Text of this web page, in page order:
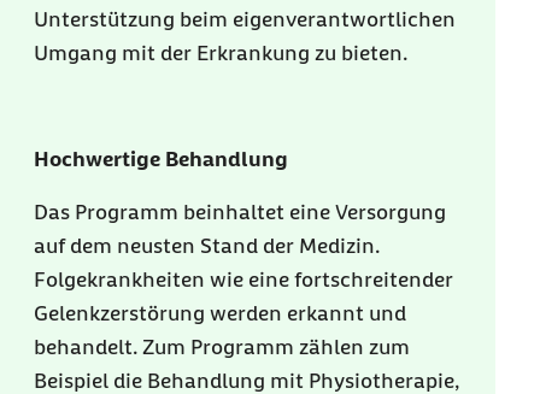
Unterstützung beim eigenverantwortlichen
Umgang mit der Erkrankung zu bieten.
Hochwertige Behandlung
Das Programm beinhaltet eine Versorgung
auf dem neusten Stand der Medizin.
Folgekrankheiten wie eine fortschreitender
Gelenkzerstörung werden erkannt und
behandelt. Zum Programm zählen zum
Beispiel die Behandlung mit Physiotherapie,